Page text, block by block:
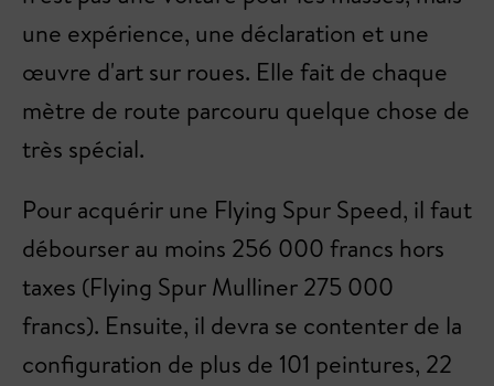
une expérience, une déclaration et une
œuvre d'art sur roues. Elle fait de chaque
mètre de route parcouru quelque chose de
très spécial.
Pour acquérir une Flying Spur Speed, il faut
débourser au moins 256 000 francs hors
taxes (Flying Spur Mulliner 275 000
francs). Ensuite, il devra se contenter de la
configuration de plus de 101 peintures, 22